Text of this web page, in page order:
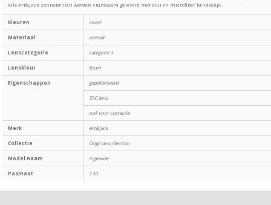
Alle Art&Jack zonnebrillen worden standaard geleverd met etui en microfiber brildoekje.
Kleuren zwart
Materiaal acetaat
Lenscategorie categorie 3
Lenskleur bruin
Eigenschappen gepolariseerd
TAC lens
ook voor correctie
Merk Art&Jack
Collectie Original-collection
Model naam Ingleside
Pasmaat 130